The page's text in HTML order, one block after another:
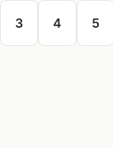
3 4 5